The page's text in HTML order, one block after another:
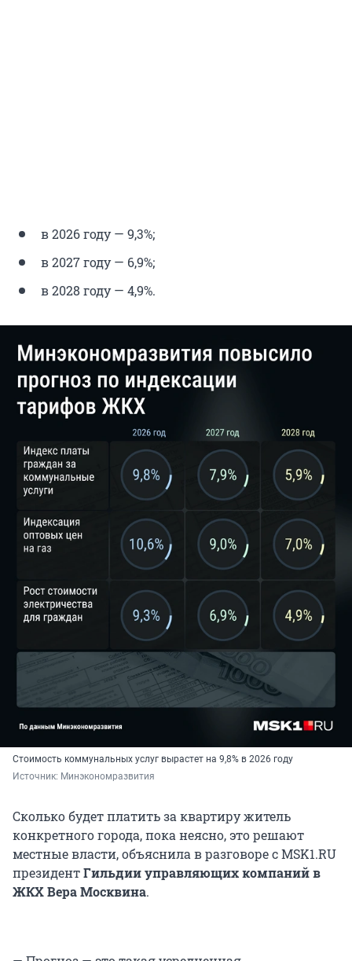
в 2026 году — 9,3%;
в 2027 году — 6,9%;
в 2028 году — 4,9%.
Стоимость коммунальных услуг вырастет на 9,8% в 2026 году
Источник: Минэкономразвития
Сколько будет платить за квартиру житель
конкретного города, пока неясно, это решают
местные власти, объяснила в разговоре с MSK1.RU
президентГильдии управляющих компаний в
ЖКХ Вера Москвина.